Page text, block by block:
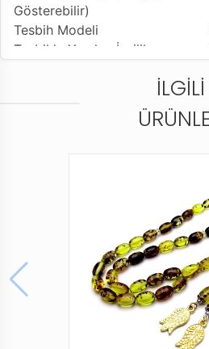
Gösterebilir)
Tesbih Modeli
Tesbih'e Yapılan İşçilik
Paketleme ve Gönderim Şekli
Ürün
* Farklı monitör ve ışık efekti
rengi resimlerde gösterilen
* Tesbih ustalarımızın ellerinde
ürünler, çeşitli renk ve
İLGILI